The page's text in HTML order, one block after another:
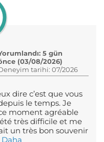
5 gün
(03/08/2026)
tarihi: 07/2026
dire c’est que vous
le temps. Je
moment agréable
très difficile et me
un très bon souvenir
Daha